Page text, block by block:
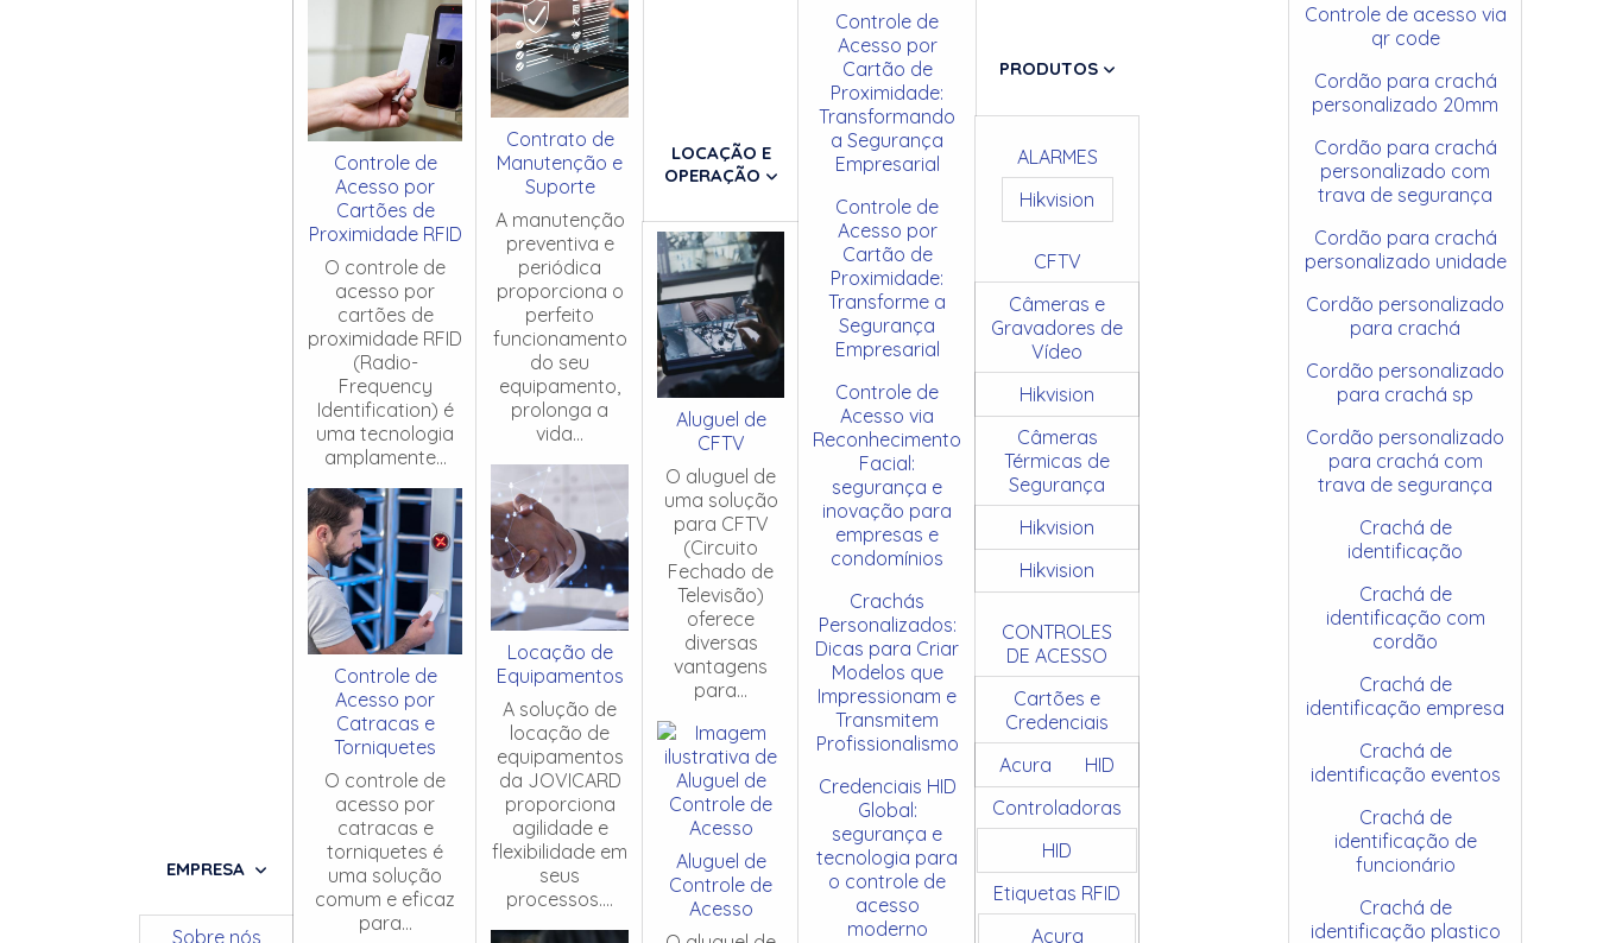
EMPRESA
Sobre nós
Controle de
Acesso por
Cartões de
Proximidade RFID
O controle de
acesso por
cartões de
proximidade RFID
(Radio-
Frequency
Identification) é
uma tecnologia
amplamente...
Controle de
Acesso por
Catracas e
Torniquetes
O controle de
acesso por
catracas e
torniquetes é
uma solução
comum e eficaz
para...
Contrato de
Manutenção e
Suporte
A manutenção
preventiva e
periódica
proporciona o
perfeito
funcionamento
do seu
equipamento,
prolonga a
vida...
Locação de
Equipamentos
A solução de
locação de
equipamentos
da JOVICARD
proporciona
agilidade e
flexibilidade em
seus
processos....
LOCAÇÃO E
OPERAÇÃO
Aluguel de
CFTV
O aluguel de
uma solução
para CFTV
(Circuito
Fechado de
Televisão)
oferece
diversas
vantagens
para...
Aluguel de
Controle de
Acesso
Controle de
Acesso por
Cartão de
Proximidade:
Transformando
a Segurança
Empresarial
Controle de
Acesso por
Cartão de
Proximidade:
Transforme a
Segurança
Empresarial
Controle de
Acesso via
Reconhecimento
Facial:
segurança e
inovação para
empresas e
condomínios
Crachás
Personalizados:
Dicas para Criar
Modelos que
Impressionam e
Transmitem
Profissionalismo
Credenciais HID
Global:
segurança e
tecnologia para
o controle de
acesso
moderno
PRODUTOS
ALARMES
Hikvision
CFTV
Câmeras e
Gravadores de
Vídeo
Hikvision
Câmeras
Térmicas de
Segurança
Hikvision
Hikvision
CONTROLES
DE ACESSO
Cartões e
Credenciais
Acura
HID
Controladoras
HID
Etiquetas RFID
Acura
Controle de acesso via
qr code
Cordão para crachá
personalizado 20mm
Cordão para crachá
personalizado com
trava de segurança
Cordão para crachá
personalizado unidade
Cordão personalizado
para crachá
Cordão personalizado
para crachá sp
Cordão personalizado
para crachá com
trava de segurança
Crachá de
identificação
Crachá de
identificação com
cordão
Crachá de
identificação empresa
Crachá de
identificação eventos
Crachá de
identificação de
funcionário
Crachá de
identificação plastico